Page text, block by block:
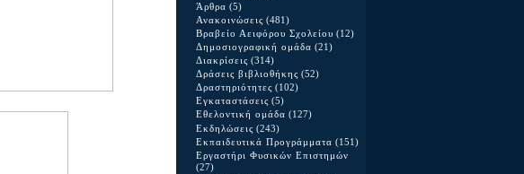
Άρθρα (5)
Ανακοινώσεις (481)
Βραβείο Αειφόρου Σχολείου (12)
Δημοσιογραφική ομάδα (21)
Διακρίσεις (314)
Δράσεις βιβλιοθήκης (52)
Δραστηριότητες (102)
Εγκαταστάσεις (5)
Εθελοντική ομάδα (127)
Εκδηλώσεις (243)
Εκπαιδευτικά Προγράμματα (151)
Εργαστήρι Φυσικών Επιστημών
(27)